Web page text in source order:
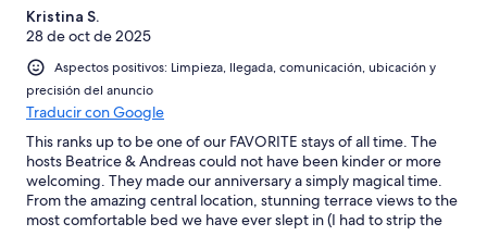
Kristina S.
28 de oct de 2025
Aspectos positivos: Limpieza, llegada, comunicación, ubicación y
precisión del anuncio
Traducir con Google
This ranks up to be one of our FAVORITE stays of all time. The
hosts Beatrice & Andreas could not have been kinder or more
welcoming. They made our anniversary a simply magical time.
From the amazing central location, stunning terrace views to the
most comfortable bed we have ever slept in (I had to strip the